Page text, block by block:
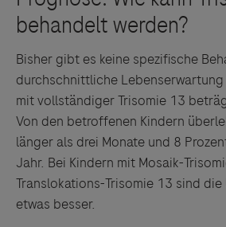
Bisher gibt es keine spezifische
durchschnittliche
mit vollständiger Trisomie 13
Von den betroffenen Kindern
länger als drei Monate und 8
Jahr. Bei Kindern mit Mosaik-
Translokations-Trisomie 13 sind
etwas besser.